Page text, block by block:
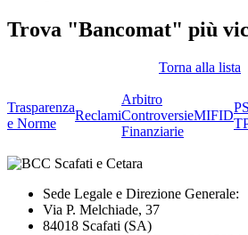
Trova "Bancomat" più
Torna alla lista
Trasparenza
e Norme
Reclami
Arbitro
Controversie
Finanziarie
MIFID
Sede Legale e Direzione Generale:
Via P. Melchiade, 37
84018 Scafati (SA)